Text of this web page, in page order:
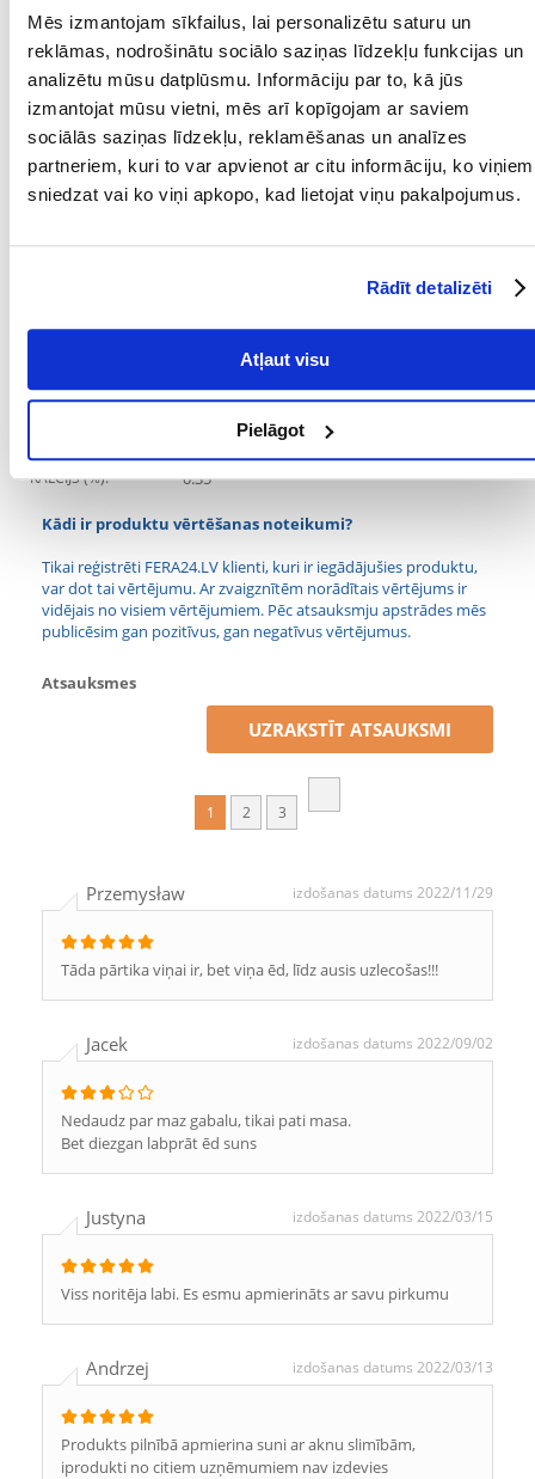
Mēs izmantojam sīkfailus, lai personalizētu saturu un
reklāmas, nodrošinātu sociālo saziņas līdzekļu funkcijas un
analizētu mūsu datplūsmu. Informāciju par to, kā jūs
izmantojat mūsu vietni, mēs arī kopīgojam ar saviem
sociālās saziņas līdzekļu, reklamēšanas un analīzes
partneriem, kuri to var apvienot ar citu informāciju, ko viņiem
sniedzat vai ko viņi apkopo, kad lietojat viņu pakalpojumus.
Rādīt detalizēti
Atļaut visu
Pielāgot
ĪPAŠAS PRASĪBAS: Aknu slimības
MĀJDZĪVNIEKA
VECUMS NO:
12
Sastāvdaļas
OLBALTUMVIELAS
6.5
FOSFORS (%): 0.24
KALCIJS (%): 0.35
Kādi ir produktu vērtēšanas noteikumi?
Tikai reģistrēti FERA24.LV klienti, kuri ir iegādājušies produktu,
var dot tai vērtējumu. Ar zvaigznītēm norādītais vērtējums ir
vidējais no visiem vērtējumiem. Pēc atsauksmju apstrādes mēs
publicēsim gan pozitīvus, gan negatīvus vērtējumus.
Atsauksmes
UZRAKSTĪT ATSAUKSMI
1 2 3
Przemysław izdošanas datums 2022/11/29
Tāda pārtika viņai ir, bet viņa ēd, līdz ausis uzlecošas!!!
Jacek izdošanas datums 2022/09/02
Nedaudz par maz gabalu, tikai pati masa.
Bet diezgan labprāt ēd suns
Justyna izdošanas datums 2022/03/15
Viss noritēja labi. Es esmu apmierināts ar savu pirkumu
Andrzej izdošanas datums 2022/03/13
Produkts pilnībā apmierina suni ar aknu slimībām,
iprodukti no citiem uzņēmumiem nav izdevies